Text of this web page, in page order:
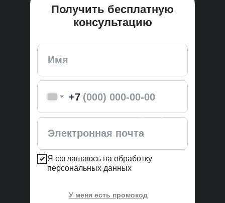
+7
Я соглашаюсь на обработку
персональных данных
Получить бесплатную
консультацию
Применить
Ицхак Адизес,
У меня есть промокод